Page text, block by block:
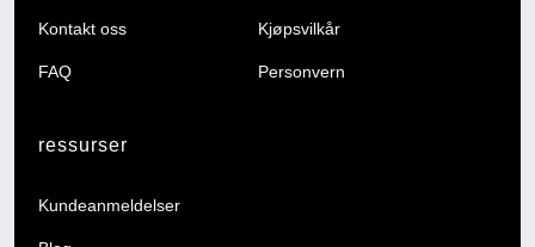
Kontakt oss
FAQ
Kjøpsvilkår
Personvern
ressurser
Kundeanmeldelser